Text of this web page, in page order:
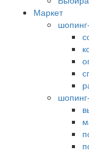
Маркет